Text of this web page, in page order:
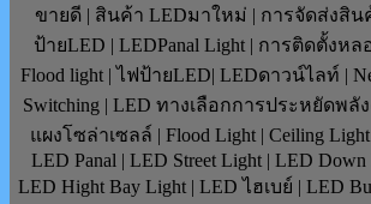
ขายดี | สินค้า LEDมาใหม่ | การจัดส่งสิน
ป้ายLED | LEDPanal Light | การติดตั้งห
Flood light | ไฟป้ายLED| LEDดาวน์ไลท์ |
Switching | LED ทางเลือกการประหยัดพลั
แผงโซล่าเซลล์ | Flood Light | Ceiling
LED Panal | LED Street Light | LED
LED Hight Bay Light | LED ไฮเบย์ | LED